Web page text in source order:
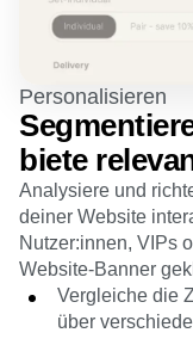
Personalisieren
biete
Analysiere und
deiner Website
Nutzer:innen, VIPs
Website-Banner